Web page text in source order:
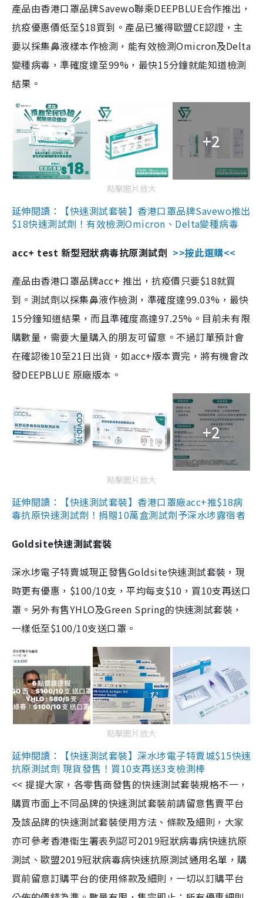
產品由香港口罩品牌Savewo聯乘DEEPBLUE合作推出，
抗疫優惠價低至$18買到。產品已獲得歐盟CE認證，主
要以採集鼻液樣本作檢測，能有效檢測Omicron及Delta
變種病毒，準確度達至99%，最快15分鐘就能知道檢測
結果。
+2
點擊圖片放大
延伸閱讀：【快速測試套裝】香港口罩品牌Savewo推出
$18快速測試劑！有效檢測Omicron、Delta變種病毒
acc+ test 新型冠狀病毒抗原測試劑 >>按此選購<<
產品由香港口罩品牌acc+ 推出，抗疫價只要$18就買
到。測試劑以採集鼻液作檢測，準確度達99.03%，最快
15分鐘知道結果，而且準確度高達97.25%。目前未有限
購數量，需要大量購入的朋友可留意。不過訂單預計會
在確認後10至21日出貨，如acc+版本賣完，將有機會改
發DEEPBLUE 原廠版本。
+2
點擊圖片放大
延伸閱讀：【快速測試套裝】香港口罩廠acc+推$18病
毒抗原快速測試劑！捐贈10萬盒測試劑予深水埗露宿者
Goldsite快速測試套裝
深水埗電子特賣城現正發售Goldsite快速測試套裝，現
時更有優惠，$100/10支，平均每支$10，買10支再送口
罩。另外有售YHLO及Green Spring的快速測試套裝，
一樣低至$100/10支送口罩。
點擊圖片放大
延伸閱讀：【快速測試套裝】深水埗電子特賣城$15快速
抗原測試劑 現貨發售！買10支再送3支檢測棒
<< 提提大家，各零售商發售的快速測試套裝規格不一，
購買市面上不同品牌的快速測試套裝前請留意售賣平台
及該品牌的快速測試套裝使用方法、條款及細則，大家
亦可參考香港衞生署表列認可2019冠狀病毒病快速抗原
測試、歐盟2019冠狀病毒病快速抗原測試通用名單，購
買前留意訂購平台的使用條款及細則，一切以訂購平台